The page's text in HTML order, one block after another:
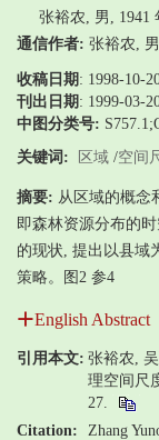
张裕农, 男, 1941
通信作者: 张裕农,
收稿日期 : 1998-10-
刊出日期 : 1999-03-
中图分类号:
关键词:
区域 /空间
摘要: 从区域的概念
即森林资源分布的
的现状, 提出以县域
策略。图2 参4
English Abstract
引用本文: 张裕农,
理空间尺
27.
Citation:
Zhang